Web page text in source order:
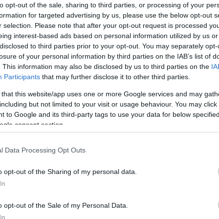
opt-out of the sale, sharing to third parties, or processing of your
for targeted advertising by us, please use the below opt-out
selection. Please note that after your opt-out request is processed
interest-based ads based on personal information utilized by us
to third parties prior to your opt-out. You may separately
of your personal information by third parties on the IAB’s list of
This information may also be disclosed by us to third parties on the
Participants that may further disclose it to other third parties.
that this website/app uses one or more Google services and may
but not limited to your visit or usage behaviour. You may
to Google and its third-party tags to use your data for below
consent section.
Data Processing Opt Outs
opt-out of the Sharing of my personal data.
opt-out of the Sale of my Personal Data.
0
F1
Történelmi tettől fosztotta meg
Michael Schumachert a monacói
alagút és Montoya 21 éve
Majer Dániel - 2025. május 25. 0